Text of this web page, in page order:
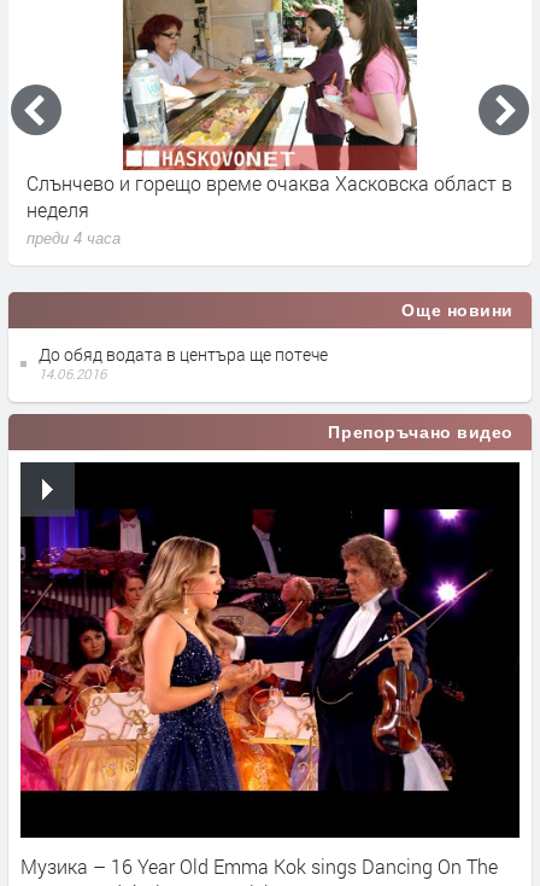
Слънчево и горещо време очаква Хасковска област в
неделя
преди 4 часа
Още новини
До обяд водата в центъра ще потече
14.06.2016
Препоръчано видео
Музика – 16 Year Old Emma Kok sings Dancing On The